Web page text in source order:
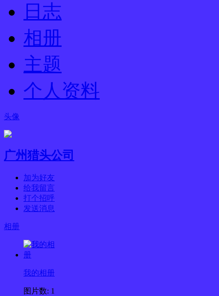
日志
相册
主题
个人资料
头像
广州猎头公司
加为好友
给我留言
打个招呼
发送消息
相册
我的相册
图片数: 1